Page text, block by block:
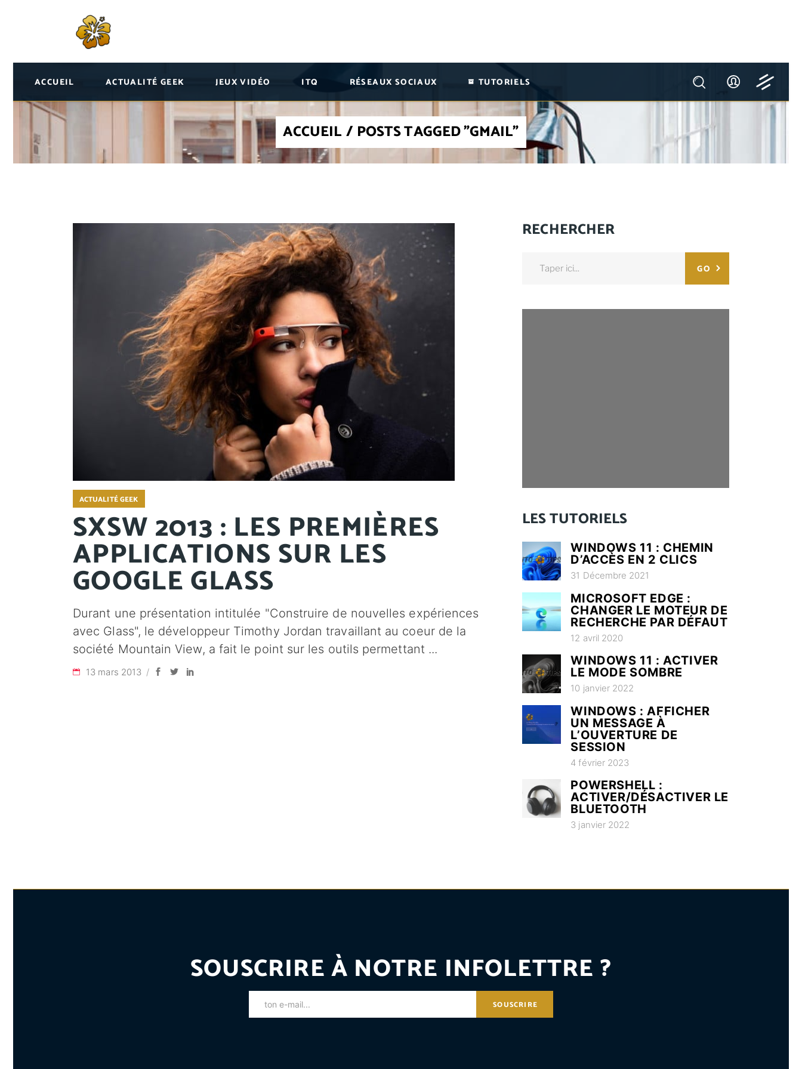
ACCUEIL ACTUALITÉ GEEK JEUX VIDÉO ITQ RÉSEAUX SOCIAUX TUTORIELS
ACCUEIL / POSTS TAGGED "GMAIL"
ACTUALITÉ GEEK
SXSW 2013 : LES PREMIÈRES
APPLICATIONS SUR LES
GOOGLE GLASS
Durant une présentation intitulée "Construire de nouvelles expériences
avec Glass", le développeur Timothy Jordan travaillant au coeur de la
société Mountain View, a fait le point sur les outils permettant
13 mars 2013
RECHERCHER
GO
LES TUTORIELS
WINDOWS 11 : CHEMIN
D’ACCÈS EN 2 CLICS
31 Décembre 2021
MICROSOFT EDGE :
CHANGER LE MOTEUR DE
RECHERCHE PAR DÉFAUT
12 avril 2020
WINDOWS 11 : ACTIVER
LE MODE SOMBRE
10 janvier 2022
WINDOWS : AFFICHER
UN MESSAGE À
L’OUVERTURE DE
SESSION
4 février 2023
POWERSHELL :
ACTIVER/DÉSACTIVER LE
BLUETOOTH
3 janvier 2022
SOUSCRIRE À NOTRE INFOLETTRE ?
SOUSCRIRE